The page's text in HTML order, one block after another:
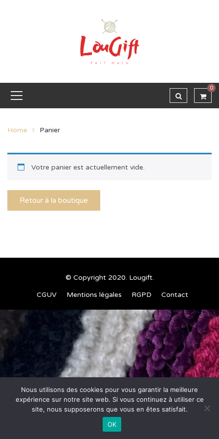
0
Home Panier
Votre panier est actuellement vide.
Retour à la boutique
© Copyright 2020. Lougift.
CGUV Mentions légales RGPD Contact
Nous utilisons des cookies pour vous garantir la meilleure
expérience sur notre site web. Si vous continuez à utiliser ce
site, nous supposerons que vous en êtes satisfait.
OK